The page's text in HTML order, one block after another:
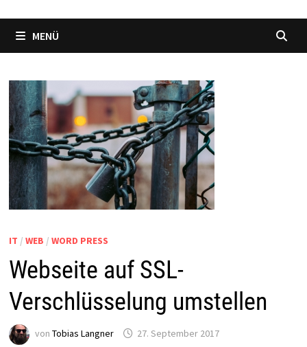
MENÜ
IT / WEB / WORD PRESS
Webseite auf SSL-
Verschlüsselung umstellen
von Tobias Langner 27. September 2017